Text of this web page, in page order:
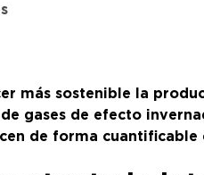
más sostenible la
gases de efecto
de forma